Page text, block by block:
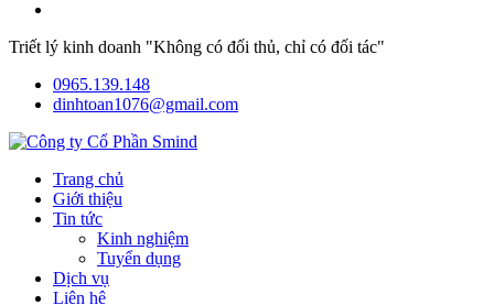
Triết lý kinh doanh "Không có đối thủ, chỉ có đối tác"
0965.139.148
dinhtoan1076@gmail.com
Trang chủ
Giới thiệu
Tin tức
Kinh nghiệm
Tuyển dụng
Dịch vụ
Liên hệ